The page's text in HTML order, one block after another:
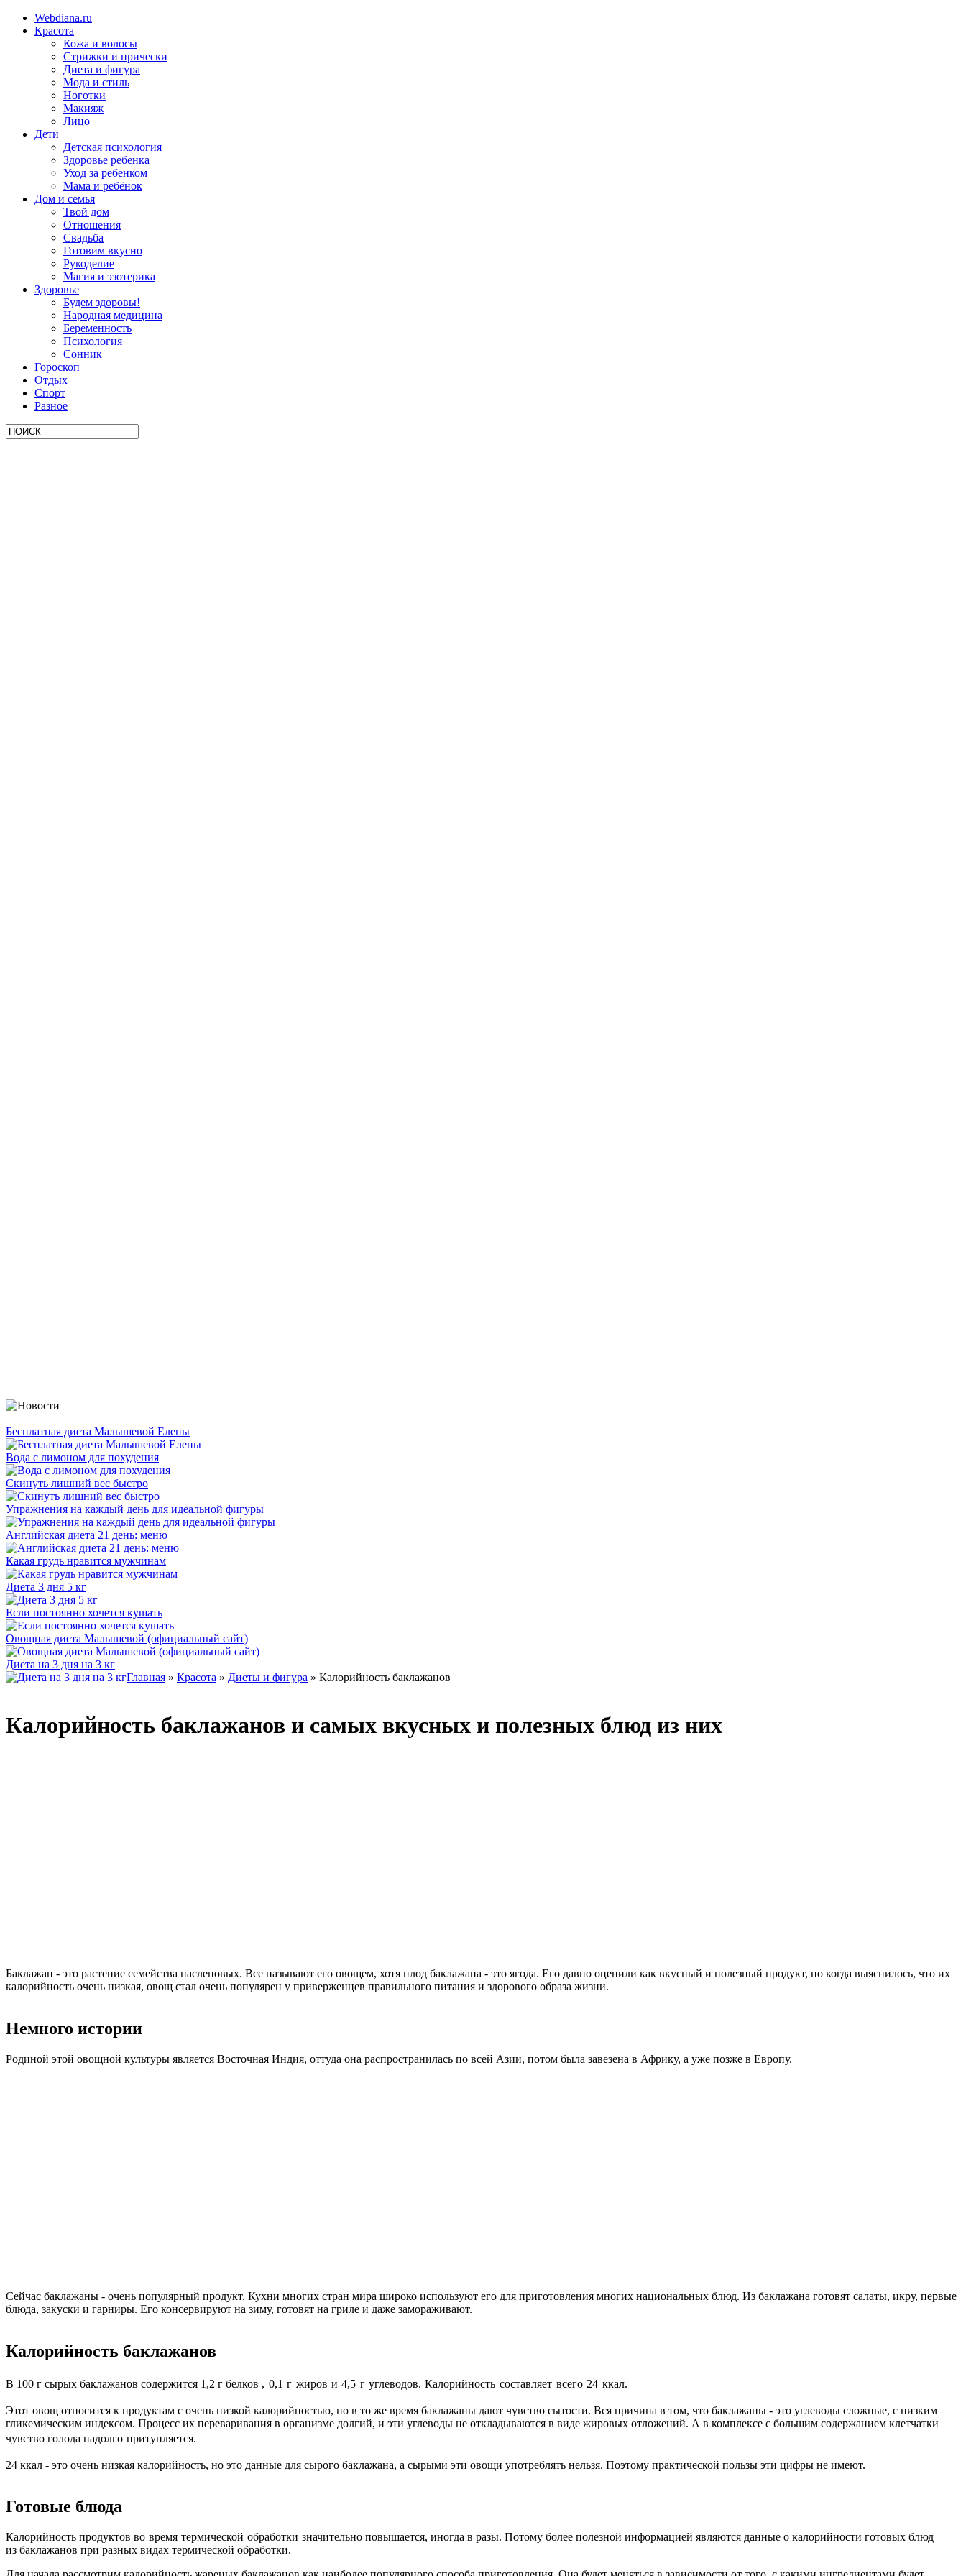
Webdiana.ru
Красота
Кожа и волосы
Стрижки и прически
Диета и фигура
Мода и стиль
Ноготки
Макияж
Лицо
Дети
Детская психология
Здоровье ребенка
Уход за ребенком
Мама и ребёнок
Дом и семья
Твой дом
Отношения
Свадьба
Готовим вкусно
Рукоделие
Магия и эзотерика
Здоровье
Будем здоровы!
Народная медицина
Беременность
Психология
Сонник
Гороскоп
Отдых
Спорт
Разное
Бесплатная диета Малышевой Елены
Вода с лимоном для похудения
Скинуть лишний вес быстро
Упражнения на каждый день для идеальной фигуры
Английская диета 21 день: меню
Какая грудь нравится мужчинам
Диета 3 дня 5 кг
Если постоянно хочется кушать
Овощная диета Малышевой (официальный сайт)
Диета на 3 дня на 3 кг
Главная » Красота » Диеты и фигура » Калорийность баклажанов
Калорийность баклажанов и самых вкусных и полезных блюд из них
Баклажан - это растение семейства пасленовых. Все называют его овощем, хотя плод баклажана - это ягода. Его давно оценили как вкусный и полезный продукт, но когда выяснилось, что их
калорийность очень низкая, овощ стал очень популярен у приверженцев правильного питания и здорового образа жизни.
Немного истории
Родиной этой овощной культуры является Восточная Индия, оттуда она распространилась по всей Азии, потом была завезена в Африку, а уже позже в Европу.
Сейчас баклажаны - очень популярный продукт. Кухни многих стран мира широко используют его для приготовления многих национальных блюд. Из баклажана готовят салаты, икру, первые
блюда, закуски и гарниры. Его консервируют на зиму, готовят на гриле и даже замораживают.
Калорийность баклажанов
В 100 г сырых баклажанов содержится 1,2 г белков , 0,1 г жиров и4,5 гуглеводов. Калорийность составляет всего 24 ккал.
Этот овощ относится к продуктам с очень низкой калорийностью, но в то же время баклажаны дают чувство сытости. Вся причина в том, что баклажаны - это углеводы сложные, с низким
гликемическим индексом. Процесс их переваривания в организме долгий, и эти углеводы не откладываются в виде жировых отложений. А в комплексе с большим содержанием клетчатки
чувство голода надолго притупляется.
24 ккал - это очень низкая калорийность, но это данные для сырого баклажана, а сырыми эти овощи употреблять нельзя. Поэтому практической пользы эти цифры не имеют.
Готовые блюда
Калорийность продуктов во время термической обработки значительно повышается, иногда в разы. Потому более полезной информацией являются данные о калорийности готовых блюд
из баклажанов при разных видах термической обработки.